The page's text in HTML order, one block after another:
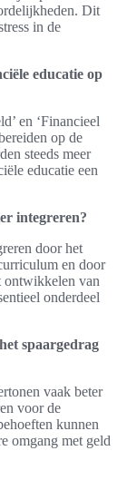
Dit
in de
educatie op
en ‘Financieel
op de
steeds meer
educatie een
integreren?
door het
en door
ontwikkelen van
onderdeel
spaargedrag
vaak beter
voor de
kunnen
omgang met geld